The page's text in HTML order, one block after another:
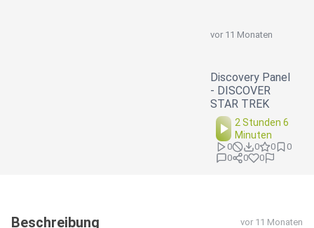
vor 11 Monaten
Discovery Panel
- DISCOVER
STAR TREK
2 Stunden 6
Minuten
0 0 0
0
0
0 0
Beschreibung vor 11 Monaten